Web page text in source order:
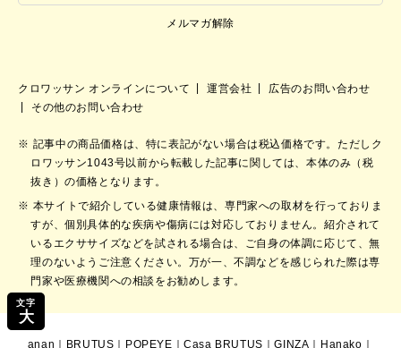
文字
大
メルマガ解除
クロワッサン オンラインについて 運営会社
広告のお問い合わせ
その他のお問い合わせ
記事中の商品価格は、特に表記がない場合は税込価格です。ただしク
ロワッサン1043号以前から転載した記事に関しては、本体のみ（税
抜き）の価格となります。
本サイトで紹介している健康情報は、専門家への取材を行っておりま
すが、個別具体的な疾病や傷病には対応しておりません。紹介されて
いるエクササイズなどを試される場合は、ご自身の体調に応じて、無
理のないようご注意ください。万が一、不調などを感じられた際は専
門家や医療機関への相談をお勧めします。
anan BRUTUS POPEYE ｜Casa BRUTUS ｜GINZA Hanako